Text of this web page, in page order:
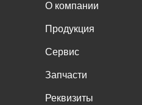
О компании
Продукция
Сервис
Реквизиты
Запчасти